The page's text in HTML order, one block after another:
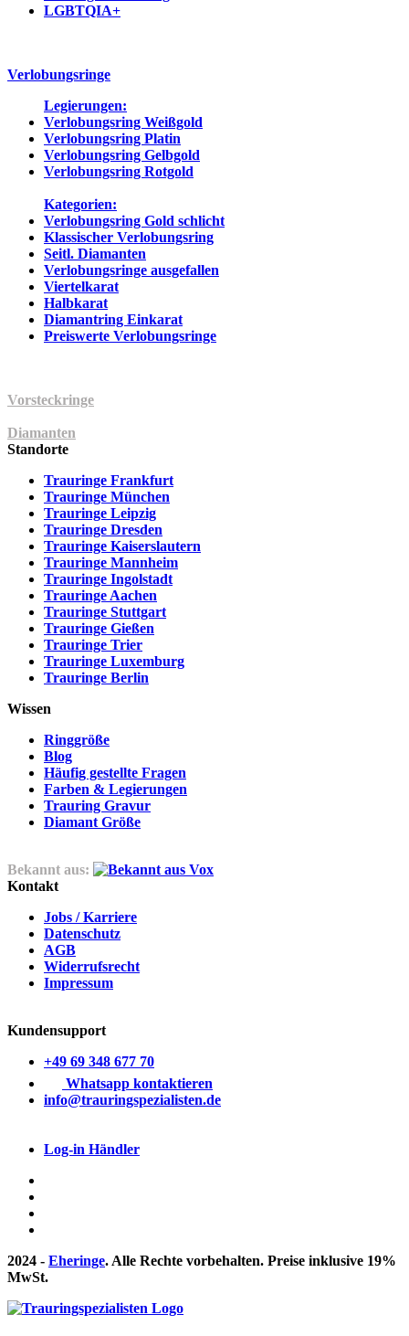
LGBTQIA+
Verlobungsringe
Legierungen:
Verlobungsring Weißgold
Verlobungsring Platin
Verlobungsring Gelbgold
Verlobungsring Rotgold
Kategorien:
Verlobungsring Gold schlicht
Klassischer Verlobungsring
Seitl. Diamanten
Verlobungsringe ausgefallen
Viertelkarat
Halbkarat
Diamantring Einkarat
Preiswerte Verlobungsringe
Vorsteckringe
Diamanten
Standorte
Trauringe Frankfurt
Trauringe München
Trauringe Leipzig
Trauringe Dresden
Trauringe Kaiserslautern
Trauringe Mannheim
Trauringe Ingolstadt
Trauringe Aachen
Trauringe Stuttgart
Trauringe Gießen
Trauringe Trier
Trauringe Luxemburg
Trauringe Berlin
Wissen
Ringgröße
Blog
Häufig gestellte Fragen
Farben & Legierungen
Trauring Gravur
Diamant Größe
Bekannt aus:
Kontakt
Jobs / Karriere
Datenschutz
AGB
Widerrufsrecht
Impressum
Kundensupport
+49 69 348 677 70
Whatsapp kontaktieren
info@trauringspezialisten.de
Log-in Händler
2024 - Eheringe. Alle Rechte vorbehalten. Preise inklusive 19%
MwSt.